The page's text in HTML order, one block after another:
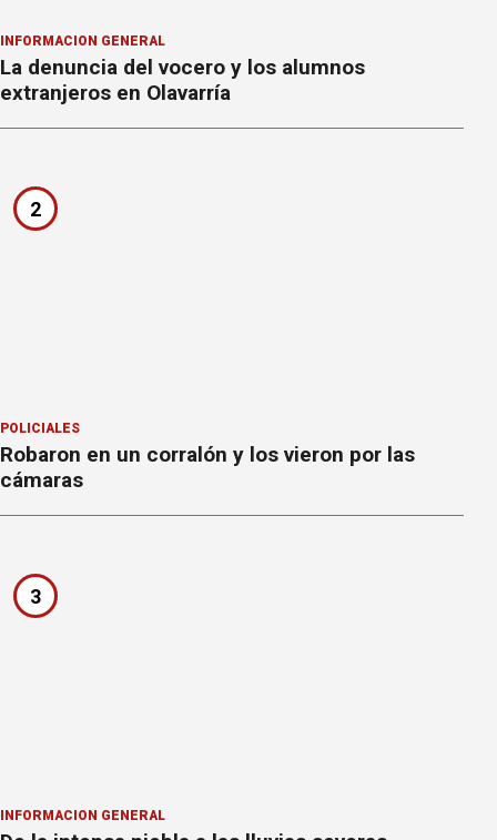
INFORMACION GENERAL
La denuncia del vocero y los alumnos
extranjeros en Olavarría
2
POLICIALES
Robaron en un corralón y los vieron por las
cámaras
3
INFORMACION GENERAL